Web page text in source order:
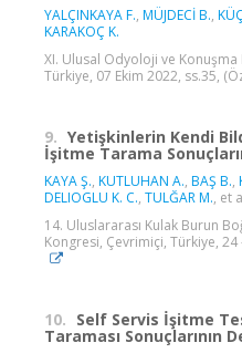
YALÇINKAYA F., MÜJDECİ B.,
KARAKOÇ K.
XI. Ulusal Odyoloji ve
Türkiye, 07 Ekim 2022, ss.35,
9. Yetişkinlerin Kendi
İşitme Tarama
KAYA Ş., KUTLUHAN A., BAŞ B.,
DELIOGLU K. C., TULĞAR M., et
14. Uluslararası Kulak Burun
Kongresi, Çevrimiçi, Türkiye,
10. Self Servis İşitme
Taraması Sonuçlarının